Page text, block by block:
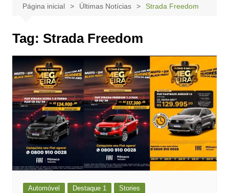
Página inicial Últimas Notícias Strada Freedom
Tag: Strada Freedom
Automóvel Destaque 1 Stories